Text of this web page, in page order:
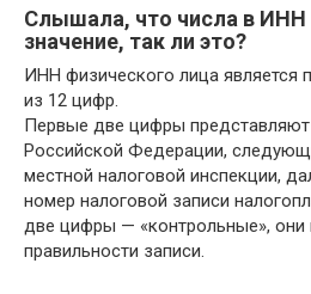
Слышала, что числа в
значение, так ли это?
ИНН физического лица является
из 12 цифр.
Первые две цифры
Российской Федерации,
местной налоговой инспекции,
номер налоговой записи
две цифры — «контрольные», они
правильности записи.